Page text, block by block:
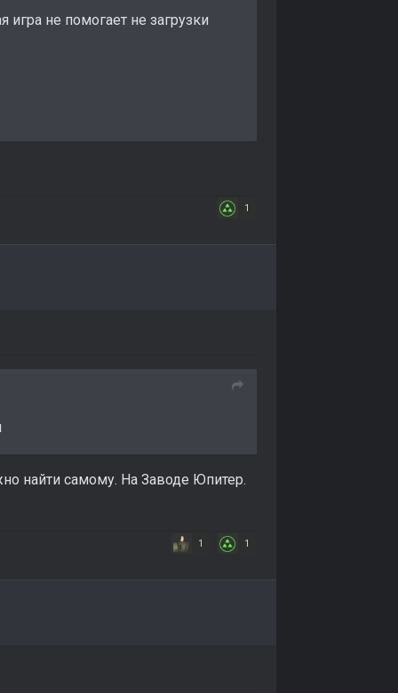
не помогает не загрузки
1
найти самому. На Заводе Юпитер.
1 1